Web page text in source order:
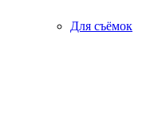
Для съёмок